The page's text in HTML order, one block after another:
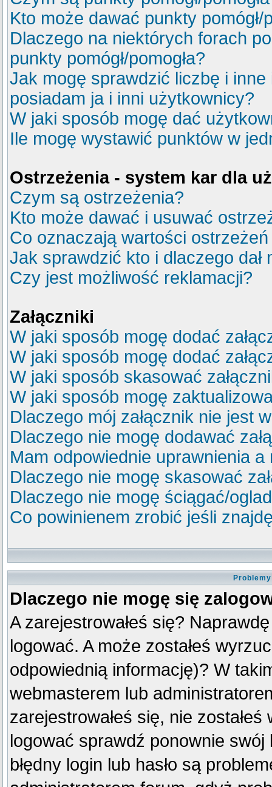
Kto może dawać punkty pomógł/
Dlaczego na niektórych forach
punkty pomógł/pomogła?
Jak mogę sprawdzić liczbę i
posiadam ja i inni użytkownicy?
W jaki sposób mogę dać
Ile mogę wystawić punktów w
Ostrzeżenia - system kar dla
Czym są ostrzeżenia?
Kto może dawać i usuwać
Co oznaczają wartości
Jak sprawdzić kto i dlaczego dał
Czy jest możliwość reklamacji?
Załączniki
W jaki sposób mogę dodać
W jaki sposób mogę dodać
W jaki sposób skasować
W jaki sposób mogę
Dlaczego mój załącznik nie jest
Dlaczego nie mogę dodawać
Mam odpowiednie uprawnienia
Dlaczego nie mogę skasować
Dlaczego nie mogę ściągać/
Co powinienem zrobić jeśli
Dlaczego nie mogę się
A zarejestrowałeś się?
logować. A może zostałeś
odpowiednią informację)? W
webmasterem lub
zarejestrowałeś się, nie
logować sprawdź ponownie swój
błędny login lub hasło są